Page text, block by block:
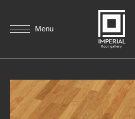
Menu